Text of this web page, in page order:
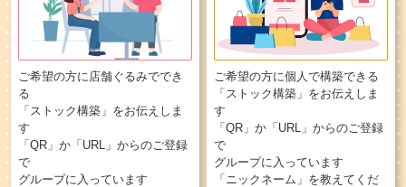
ご希望の方に店舗ぐるみででき
る
「ストック構築」をお伝えしま
す
「QR」か「URL」からのご登録
で
グループに入っています
ご希望の方に個人で構築できる
「ストック構築」をお伝えしま
す
「QR」か「URL」からのご登録
で
グループに入っています
「ニックネーム」を教えてくだ